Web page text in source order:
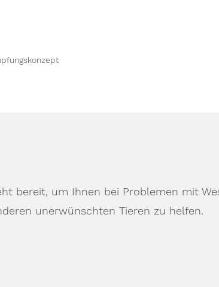
bereit, um Ihnen bei Problemen mit
unerwünschten Tieren zu helfen.